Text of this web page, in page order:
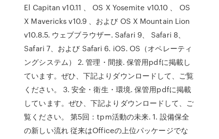
El Capitan v10.11 、 OS X Yosemite v10.10 、 OS
X Mavericks v10.9 、および OS X Mountain Lion
v10.8.5. ウェブブラウザー. Safari 9、 Safari 8、
Safari 7、および Safari 6. iOS. OS（オペレーティ
ングシステム） 2. 管理・間接. 保管用pdfに掲載し
ています。ぜひ、下記よりダウンロードして、ご覧
ください。 3. 安全・衛生・環境. 保管用pdfに掲載
しています。ぜひ、下記よりダウンロードして、ご
覧ください。 第5回：tpm活動の未来. 1. 設備保全
の新しい流れ 従来はOfficeの上位パッケージでな